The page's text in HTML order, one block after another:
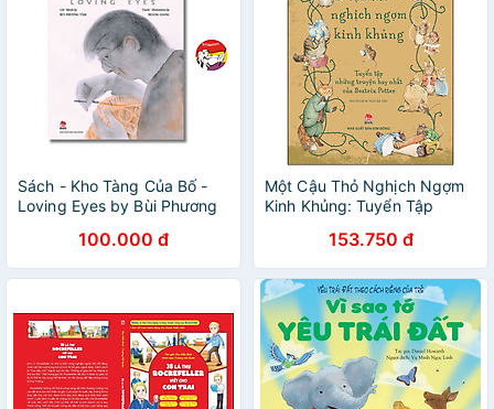
Sách - Kho Tàng Của Bố -
Loving Eyes by Bùi Phương
ngữ Anh - Việt100.000 đ
Một Cậu Thỏ Nghịch Ngợm
Kinh Khủng: Tuyển Tập
Của Beatrix Potter (Tái Bản
2021)
153.750 đ